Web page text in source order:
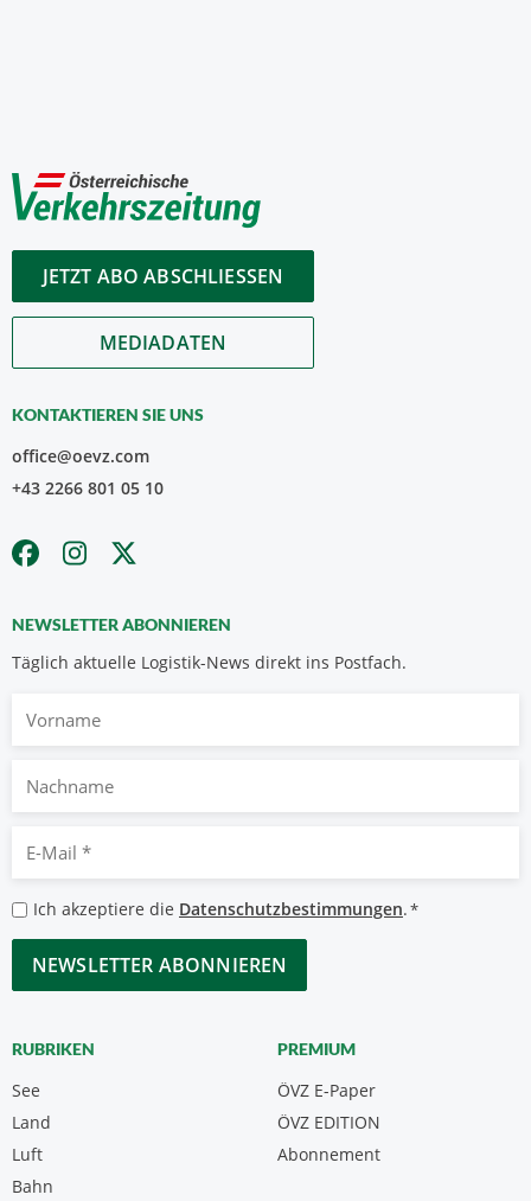
JETZT ABO ABSCHLIESSEN
MEDIADATEN
KONTAKTIEREN SIE UNS
office@oevz.com
+43 2266 801 05 10
NEWSLETTER ABONNIEREN
Täglich aktuelle Logistik-News direkt ins Postfach.
Nachname
Mail
*
Datenschutzbestimmungen
*
Ich akzeptiere die Datenschutzbestimmungen.*
CAPTCHA
RUBRIKEN
See
Land
Luft
Bahn
PREMIUM
ÖVZ E-Paper
Abonnement
ÖVZ EDITION